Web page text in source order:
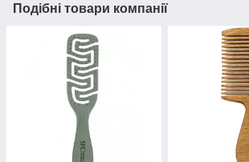
Подібні товари компанії